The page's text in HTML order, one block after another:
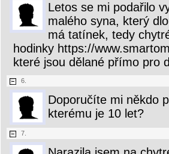
Letos se mi podařilo
malého syna, který
má tatínek, tedy
hodinky https://
které jsou dělané přímo pro
6.
Doporučíte mi někdo
kterému je 10 let?
7.